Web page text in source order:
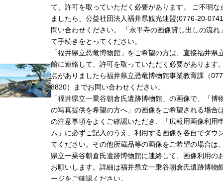
て、許可を取っていただく必要があります。 ご不明な
ましたら、公益社団法人福井県観光連盟(0776-20-
問い合わせください。 「永平寺の画像貸し出しの流れ
て手続きをとってください。
「福井県立恐竜博物館」をご希望の方は、直接福井県
館に連絡して、許可を取っていただく必要があります
点がありましたら福井県立恐竜博物館事業教育課（
8820）までお問い合わせください。
「福井県立一乗谷朝倉氏遺跡博物館」の画像で、「博
の写真提供を希望の方へ」の画像をご希望される場合
の注意事項をよくご確認いただき、「広報用画像利用
ム」に必ずご記入のうえ、利用する画像を各自でダウ
てください。その他所蔵品等の画像をご希望の場合は
県立一乗谷朝倉氏遺跡博物館に連絡して、画像利用の
お願いします。詳細は福井県立一乗谷朝倉氏遺跡博物
ージをご確認ください。